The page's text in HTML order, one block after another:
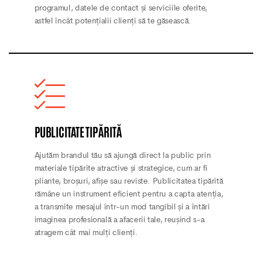
programul, datele de contact și serviciile oferite,
astfel încât potențialii clienți să te găsească.
PUBLICITATE TIPĂRITĂ
Ajutăm brandul tău să ajungă direct la public prin
materiale tipărite atractive și strategice, cum ar fi
pliante, broșuri, afișe sau reviste. Publicitatea tipărită
rămâne un instrument eficient pentru a capta atenția,
a transmite mesajul într-un mod tangibil și a întări
imaginea profesională a afacerii tale, reușind s-a
atragem cât mai mulți clienți.